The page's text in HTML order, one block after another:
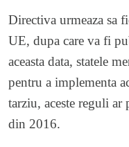
Directiva urmeaza sa
UE, dupa care va fi
aceasta data, statele
pentru a implementa
tarziu, aceste reguli
din 2016.